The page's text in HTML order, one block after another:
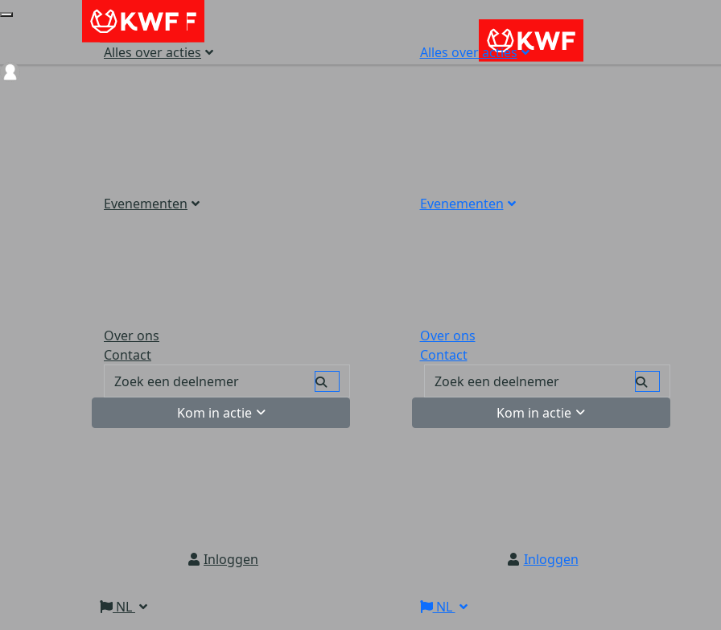
Alles over acties
Evenementen
Over ons
Contact
Kom in actie
Inloggen
NL
Alles over acties
Evenementen
Over ons
Contact
Kom in actie
Inloggen
NL